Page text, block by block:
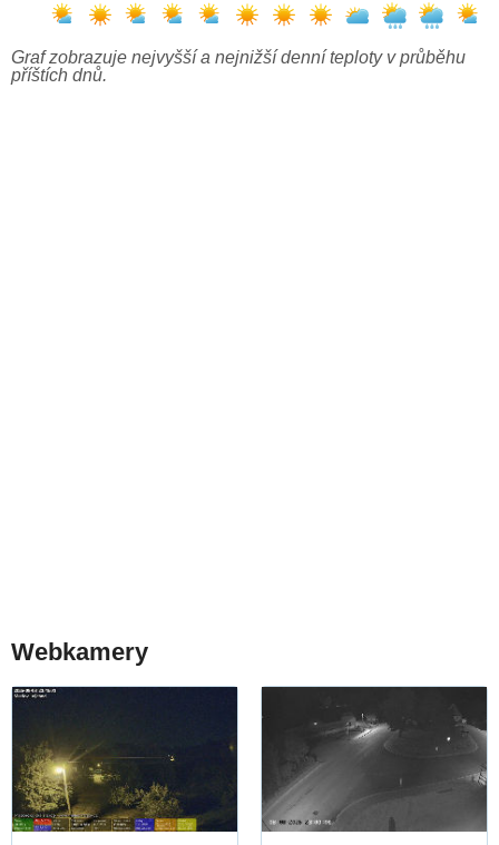
Graf zobrazuje nejvyšší a nejnižší denní teploty v průběhu
příštích dnů.
Webkamery